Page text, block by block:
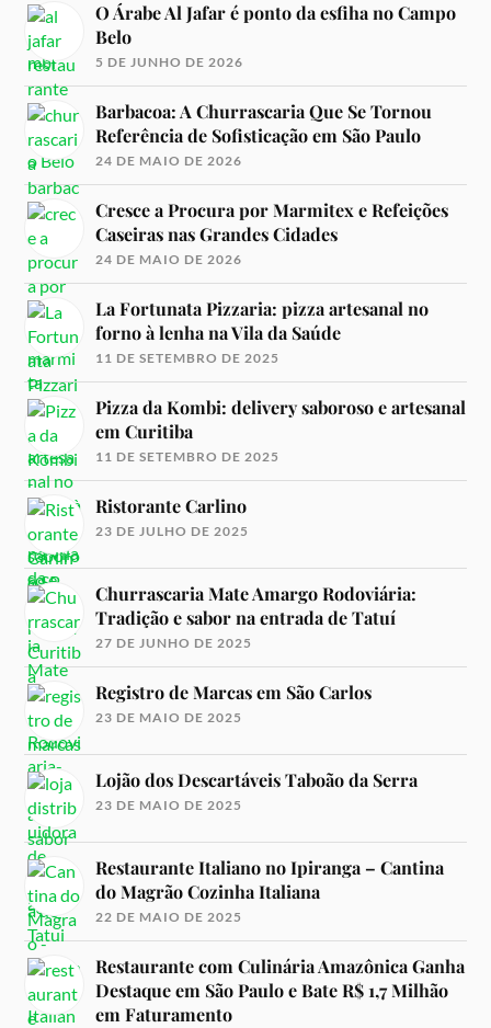
O Árabe Al Jafar é ponto da esfiha no Campo
Belo
5 DE JUNHO DE 2026
Barbacoa: A Churrascaria Que Se Tornou
Referência de Sofisticação em São Paulo
24 DE MAIO DE 2026
Cresce a Procura por Marmitex e Refeições
Caseiras nas Grandes Cidades
24 DE MAIO DE 2026
La Fortunata Pizzaria: pizza artesanal no
forno à lenha na Vila da Saúde
11 DE SETEMBRO DE 2025
Pizza da Kombi: delivery saboroso e artesanal
em Curitiba
11 DE SETEMBRO DE 2025
Ristorante Carlino
23 DE JULHO DE 2025
Churrascaria Mate Amargo Rodoviária:
Tradição e sabor na entrada de Tatuí
27 DE JUNHO DE 2025
Registro de Marcas em São Carlos
23 DE MAIO DE 2025
Lojão dos Descartáveis Taboão da Serra
23 DE MAIO DE 2025
Restaurante Italiano no Ipiranga – Cantina
do Magrão Cozinha Italiana
22 DE MAIO DE 2025
Restaurante com Culinária Amazônica Ganha
Destaque em São Paulo e Bate R$ 1,7 Milhão
em Faturamento